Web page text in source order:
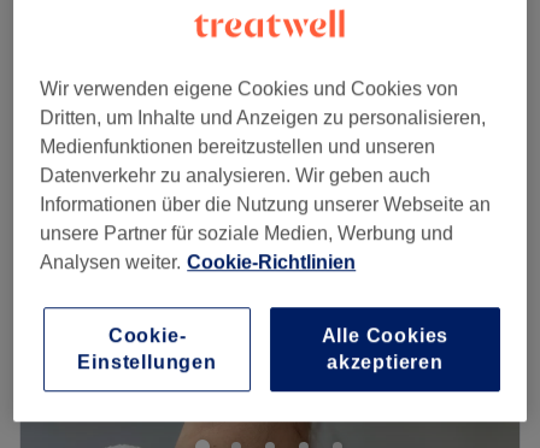
Montag 09:30–20:00
Dienstag
09:30–20:00
Mittwoch
09:30–20:00
Donnerstag
09:30–20:00
Freitag
09:30– 20:00
Samstag
Es ist nicht immer leicht ein Kosmetikstudio zu finden, dem
bereuen! Hier kommst du auf den Genuss von
Wir verwenden eigene Cookies und Cookies von
Dritten, um Inhalte und Anzeigen zu personalisieren,
Medienfunktionen bereitzustellen und unseren
Datenverkehr zu analysieren. Wir geben auch
Informationen über die Nutzung unserer Webseite an
unsere Partner für soziale Medien, Werbung und
Analysen weiter. Cookie-Richtlinien
Cookie-
Einstellungen
Alle Cookies
akzeptieren